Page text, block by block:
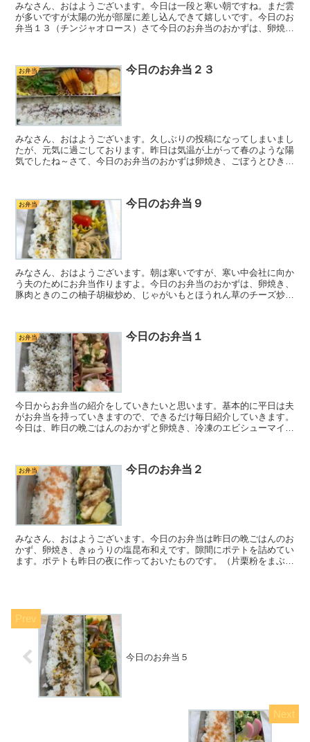
みなさん、おはようございます。今日は一段と寒い朝ですね。まだ雲
が多いですが太陽の光が部屋に差し込んできて嬉しいです。今日のお
弁当１３（チンジャオロース）さて今日のお弁当のおかずは、卵焼
お弁当 今日のお弁当２３
みなさん、おはようございます。久しぶりの投稿になってしまいまし
たが、元気に過ごしております。昨日は気温が上がって春のような陽
気でしたね～さて、今日のお弁当のおかずは卵焼き、ごぼうとひき肉
お弁当 今日のお弁当９
みなさん、おはようございます。朝は寒いですが、寒い中会社に向か
う夫のためにお弁当作りますよ。今日のお弁当のおかずは、卵焼き、
豚肉ときのこの柚子胡椒炒め、じゃがいもとほうれん草のチーズ炒め
お弁当 今日のお弁当１
今日からお弁当の紹介をしていきたいと思います。基本的に平日は夫
がお弁当を持っていきますので、できるだけ毎日紹介していきます。
今日は、昨日の晩ごはんのおかずと卵焼き、冷凍のエビシューマイを
お弁当 今日のお弁当２
みなさん、おはようございます。今日のお弁当は昨日の晩ごはんのお
かず、卵焼き、きゅうりの塩昆布和えです。隙間にポテトを詰めてい
ます。ポテトも昨日の夜に作っておいたものです。（片栗粉をまぶし
今日のお弁当５